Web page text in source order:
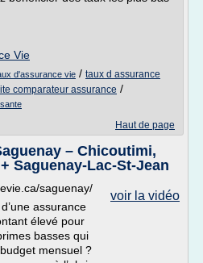
Vie
d'assurance vie / taux d assurance
comparateur assurance /
Haut de page
– Chicoutimi,
Saguenay-Lac-St-Jean
voir la vidéo
saguenay/
assurance
élevé pour
basses qui
mensuel ?